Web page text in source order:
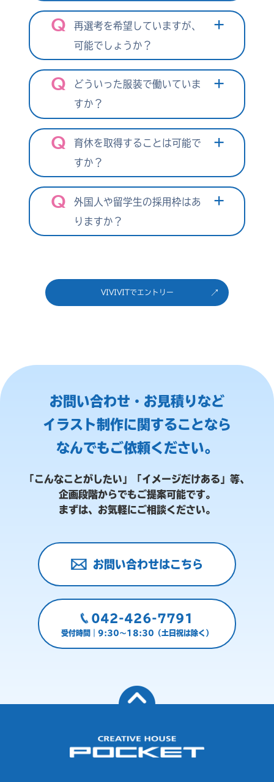
再選考を希望していますが、
可能でしょうか？
どういった服装で働いていま
すか？
育休を取得することは可能で
すか？
外国⼈や留学⽣の採⽤枠はあ
りますか？
VIVIVITでエントリー
お問い合わせ・お見積りなど
イラスト制作に関することなら
なんでもご依頼ください。
「こんなことがしたい」「イメージだけある」等、
企画段階からでもご提案可能です。
まずは、お気軽にご相談ください。
お問い合わせはこちら
042-426-7791
受付時間｜9:30～18:30（土日祝は除く）